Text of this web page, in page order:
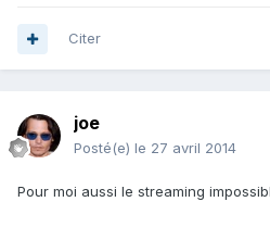
Citer
joe
Posté(e) le 27 avril 2014
Pour moi aussi le streaming